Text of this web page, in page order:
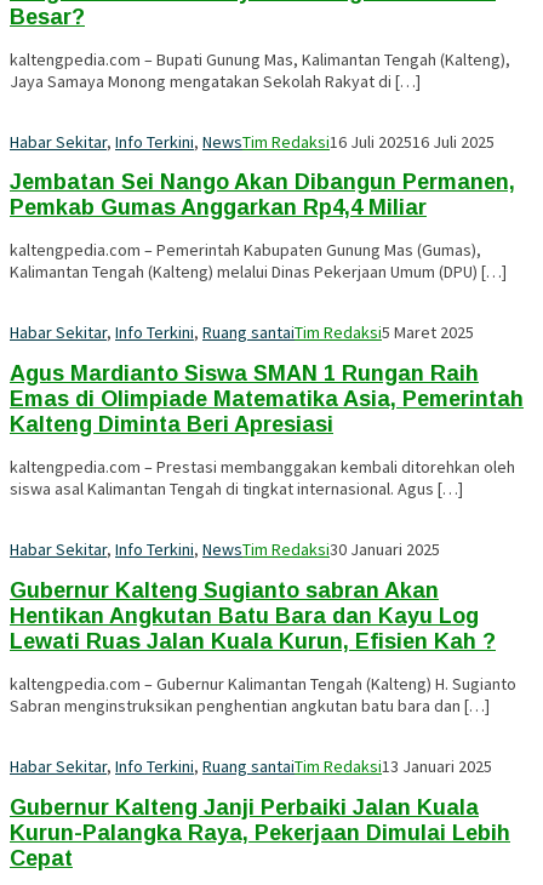
Besar?
kaltengpedia.com – Bupati Gunung Mas, Kalimantan Tengah (Kalteng),
Jaya Samaya Monong mengatakan Sekolah Rakyat di […]
Habar Sekitar, Info Terkini, NewsTim Redaksi16 Juli 202516 Juli 2025
Jembatan Sei Nango Akan Dibangun Permanen,
Pemkab Gumas Anggarkan Rp4,4 Miliar
kaltengpedia.com – Pemerintah Kabupaten Gunung Mas (Gumas),
Kalimantan Tengah (Kalteng) melalui Dinas Pekerjaan Umum (DPU) […]
Habar Sekitar, Info Terkini, Ruang santaiTim Redaksi5 Maret 2025
Agus Mardianto Siswa SMAN 1 Rungan Raih
Emas di Olimpiade Matematika Asia, Pemerintah
Kalteng Diminta Beri Apresiasi
kaltengpedia.com – Prestasi membanggakan kembali ditorehkan oleh
siswa asal Kalimantan Tengah di tingkat internasional. Agus […]
Habar Sekitar, Info Terkini, NewsTim Redaksi30 Januari 2025
Gubernur Kalteng Sugianto sabran Akan
Hentikan Angkutan Batu Bara dan Kayu Log
Lewati Ruas Jalan Kuala Kurun, Efisien Kah ?
kaltengpedia.com – Gubernur Kalimantan Tengah (Kalteng) H. Sugianto
Sabran menginstruksikan penghentian angkutan batu bara dan […]
Habar Sekitar, Info Terkini, Ruang santaiTim Redaksi13 Januari 2025
Gubernur Kalteng Janji Perbaiki Jalan Kuala
Kurun-Palangka Raya, Pekerjaan Dimulai Lebih
Cepat